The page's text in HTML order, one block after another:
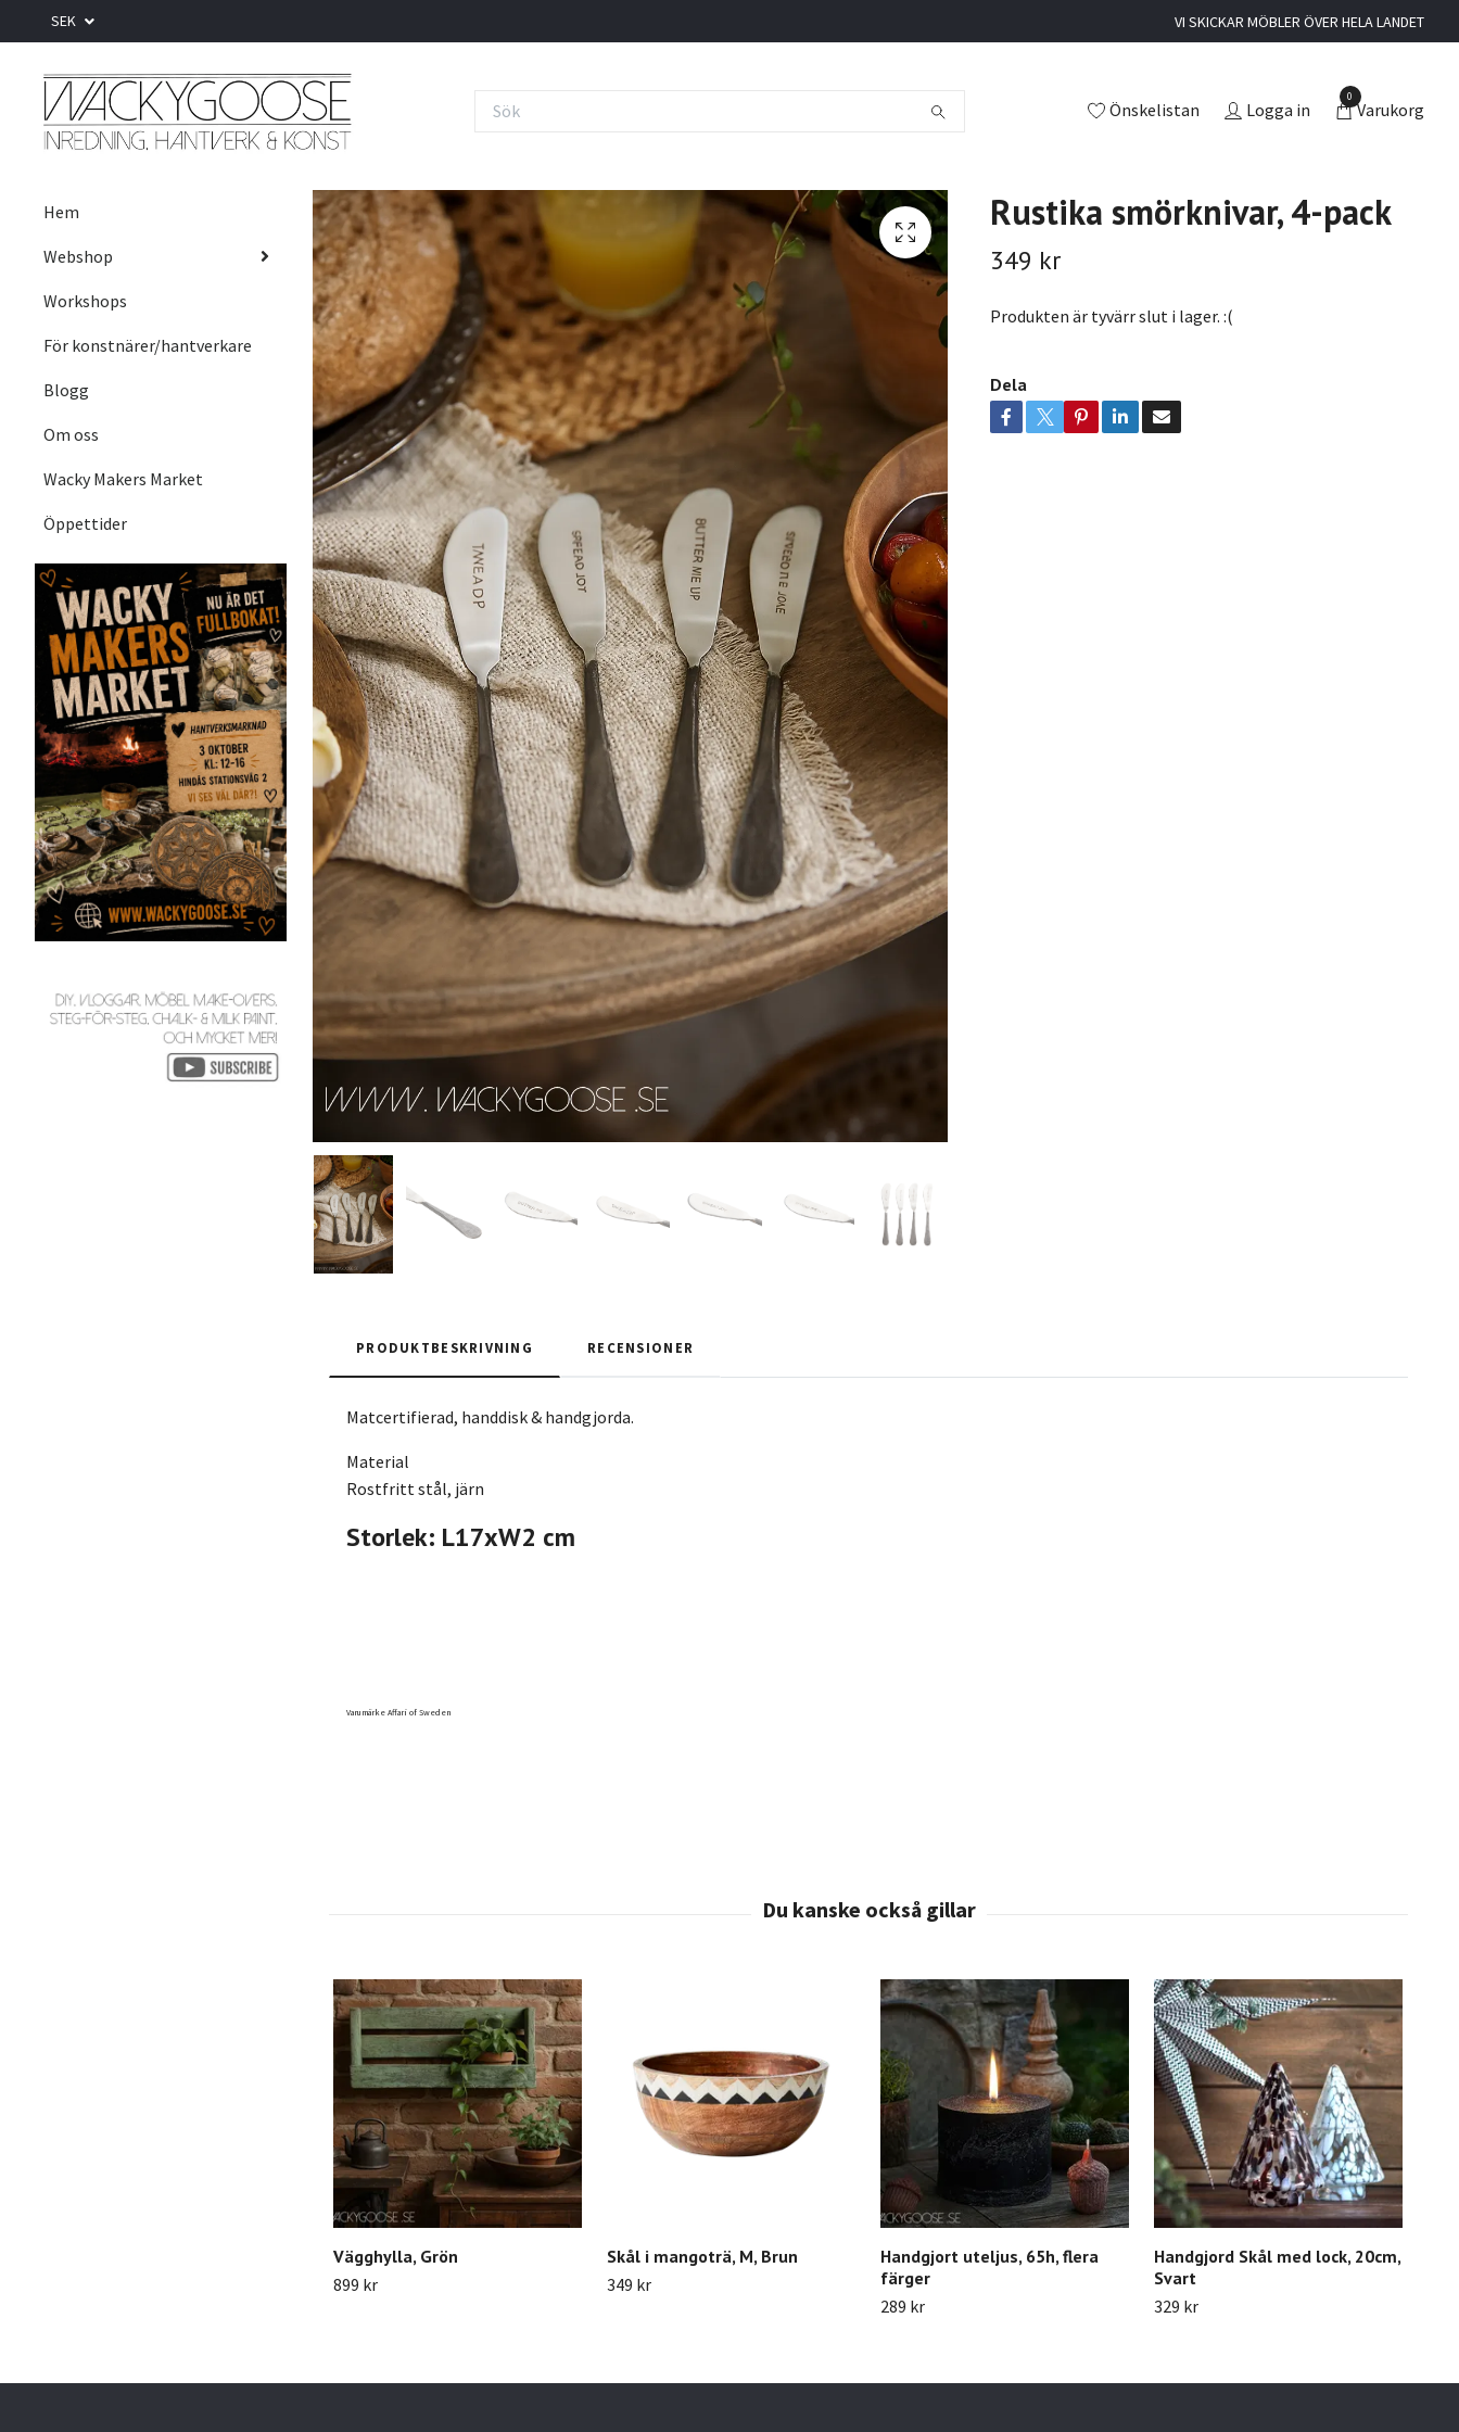
SEK VI SKICKAR MÖBLER ÖVER HELA LANDET
Önskelistan Logga in
0
Varukorg
Hem
Webshop
Workshops
För konstnärer/hantverkare
Blogg
Om oss
Wacky Makers Market
Öppettider
Rustika smörknivar, 4-pack
349 kr
Produkten är tyvärr slut i lager. :(
Dela
PRODUKTBESKRIVNING RECENSIONER
Matcertifierad, handdisk & handgjorda.
Material
Rostfritt stål, järn
Storlek: L17xW2 cm
Varumärke Affari of Sweden
Vägghylla, Grön
899 kr
Skål i mangoträ, M, Brun
349 kr
Handgjort uteljus, 65h, flera
färger
289 kr
Handgjord Skål med lock, 20cm,
Svart
329 kr